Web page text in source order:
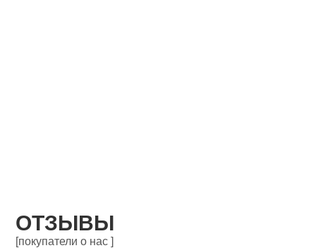
ОТЗЫВЫ
[покупатели о нас ]